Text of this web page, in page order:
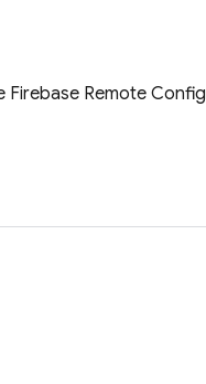
Firebase Remote Config